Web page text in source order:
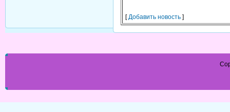
[Добавить новость ]